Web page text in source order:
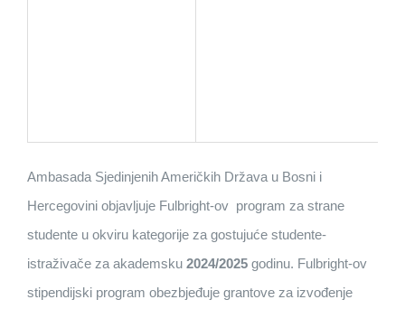
Ambasada Sjedinjenih Američkih Država u Bosni i
Hercegovini objavljuje Fulbright-ov program za strane
studente u okviru kategorije za gostujuće studente-
istraživače za akademsku 2024/2025 godinu. Fulbright-ov
stipendijski program obezbjeđuje grantove za izvođenje